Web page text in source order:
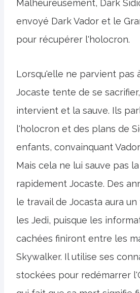
Malheureusement, Dark
envoyé Dark Vador et le
pour récupérer l'holocron.
Lorsqu'elle ne parvient pas
Jocaste tente de se
intervient et la sauve. Ils
l'holocron et des plans de
enfants, convainquant
Mais cela ne lui sauve pas
rapidement Jocaste. Des
le travail de Jocasta aura
les Jedi, puisque les
cachées finiront entre les
Skywalker. Il utilise ses
stockées pour redémarrer